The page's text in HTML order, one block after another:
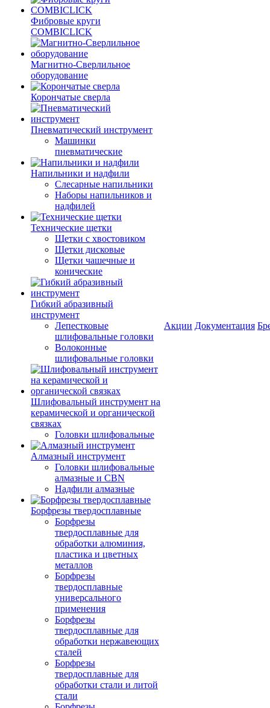
Фибровые круги
COMBICLICK
Магнитно-Сверлильное
оборудование
Корончатые сверла
Пневматический инструмент
Машинки
пневматические
Напильники и надфили
Слесарные напильники
Наборы напильников и
надфилей
Технические щетки
Щетки с хвостовиком
Щетки дисковые
Щетки чашечные и
конические
Гибкий абразивный
инструмент
Лепестковые
шлифовальные головки
Волоконные
шлифовальные головки
Шлифовальный инструмент на
керамической и органической
связках
Головки шлифовальные
Алмазный инструмент
Головки шлифовальные
алмазные и CBN
Надфили алмазные
Борфрезы твердосплавные
Борфрезы
твердосплавные для
обработки алюминия,
пластика и цветных
металлов
Борфрезы
твердосплавные
универсального
применения
Борфрезы
твердосплавные для
обработки нержавеющих
сталей
Борфрезы
твердосплавные для
обработки стали и литой
стали
Акции Документация